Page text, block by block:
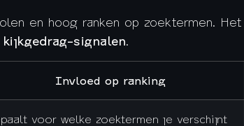
en hoog ranken op zoektermen. Het
kijkgedrag-signalen.
Invloed op ranking
voor welke zoektermen je verschijnt